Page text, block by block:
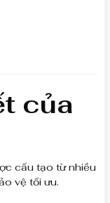
của
cấu tạo từ nhiều
vệ tối ưu.